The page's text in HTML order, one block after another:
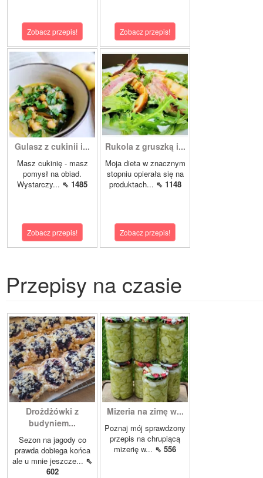
Zobacz przepis! Zobacz przepis!
Gulasz z cukinii i...
Masz cukinię - masz
pomysł na obiad.
Wystarczy... ⇖ 1485
Zobacz przepis!
Rukola z gruszką i...
Moja dieta w znacznym
stopniu opierała się na
produktach... ⇖ 1148
Zobacz przepis!
Przepisy na czasie
Drożdżówki z
budyniem...
Sezon na jagody co
prawda dobiega końca
ale u mnie jeszcze... ⇖
602
Mizeria na zimę w...
Poznaj mój sprawdzony
przepis na chrupiącą
mizerię w... ⇖ 556